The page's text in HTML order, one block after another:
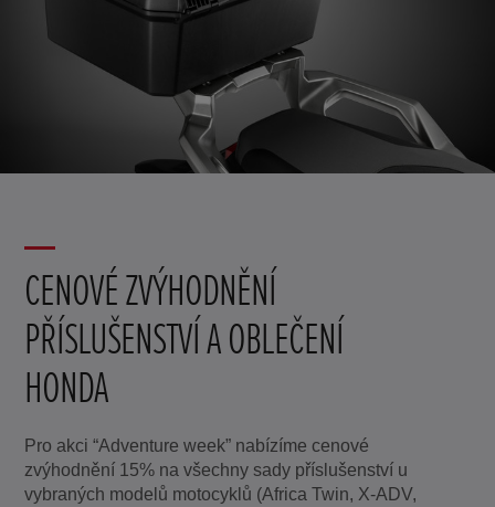
CENOVÉ ZVÝHODNĚNÍ
PŘÍSLUŠENSTVÍ A OBLEČENÍ
HONDA
Pro akci “Adventure week” nabízíme cenové
zvýhodnění 15% na všechny sady příslušenství u
vybraných modelů motocyklů (Africa Twin, X-ADV,